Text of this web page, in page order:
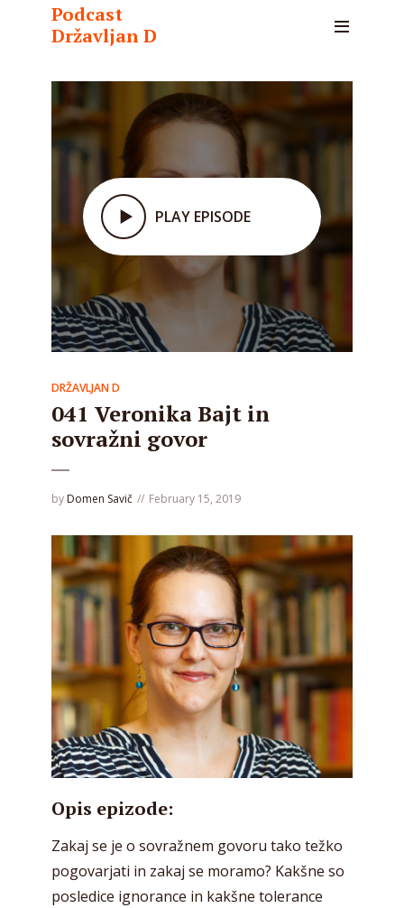
Podcast
Državljan D
PLAY EPISODE
DRŽAVLJAN D
041 Veronika Bajt in
sovražni govor
by Domen Savič February 15, 2019
Opis epizode:
Zakaj se je o sovražnem govoru tako težko
pogovarjati in zakaj se moramo? Kakšne so
posledice ignorance in kakšne tolerance